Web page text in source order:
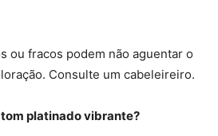
ou fracos podem não aguentar o
Consulte um cabeleireiro.
platinado vibrante?